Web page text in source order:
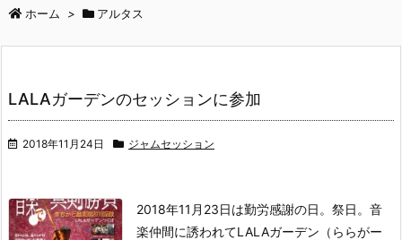
ホーム > アルタス
LALAガーデンのセッションに参加
2018年11月24日 ジャムセッション
2018年11月23日は勤労感謝の日。祭日。 音
楽仲間に誘われてLALAガーデン（ららがー